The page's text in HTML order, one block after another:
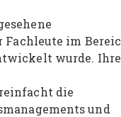
Fachleute im
wurde. Ihre
die
und